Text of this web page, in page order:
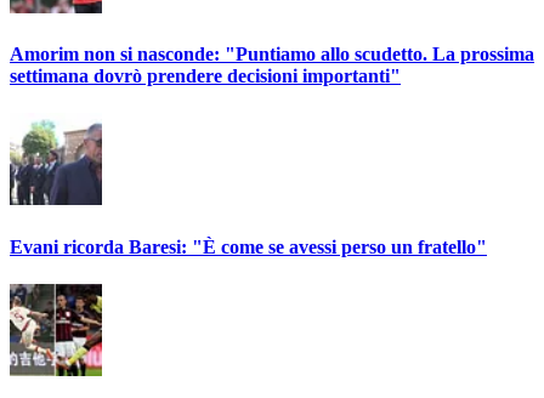
Amorim non si nasconde: "Puntiamo allo scudetto. La prossima
settimana dovrò prendere decisioni importanti"
Evani ricorda Baresi: "È come se avessi perso un fratello"